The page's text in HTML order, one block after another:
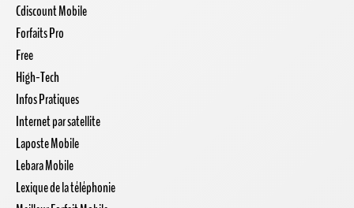
Cdiscount Mobile
Forfaits Pro
Free
High-Tech
Infos Pratiques
Internet par satellite
Laposte Mobile
Lebara Mobile
Lexique de la téléphonie